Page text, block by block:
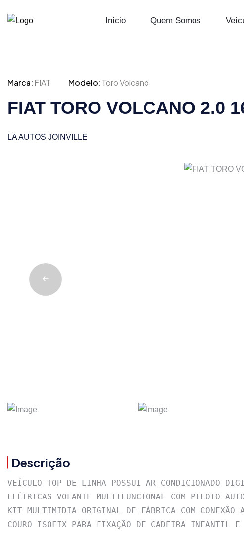
Início Quem Somos
Marca:FIAT Modelo:Toro Volcano
FIAT TORO VOLCANO 2.0
LA AUTOS JOINVILLE
Descrição
VEÍCULO TOP DE LINHA POSSUI AR CONDICIONADO
ELÉTRICAS VOLANTE MULTIFUNCIONAL COM PILOTO
KIT MULTIMIDIA ORIGINAL DE FÁBRICA COM CONEXÃO
COURO ISOFIX PARA FIXAÇÃO DE CADEIRA INFANTIL E